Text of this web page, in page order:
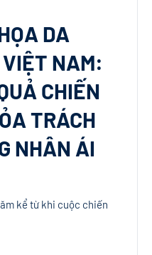
DA
NAM:
CHIẾN
TRÁCH
NHÂN ÁI
kể từ khi cuộc chiến